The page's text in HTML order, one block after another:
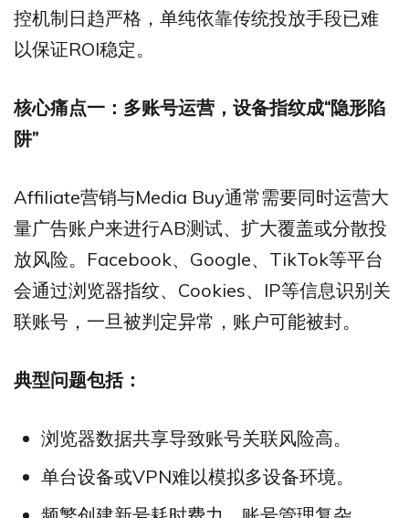
控机制日趋严格，单纯依靠传统投放手段已难
以保证ROI稳定。
核心痛点一：多账号运营，设备指纹成“隐形陷
阱”
Affiliate营销与Media Buy通常需要同时运营大
量广告账户来进行AB测试、扩大覆盖或分散投
放风险。Facebook、Google、TikTok等平台
会通过浏览器指纹、Cookies、IP等信息识别关
联账号，一旦被判定异常，账户可能被封。
典型问题包括：
浏览器数据共享导致账号关联风险高。
单台设备或VPN难以模拟多设备环境。